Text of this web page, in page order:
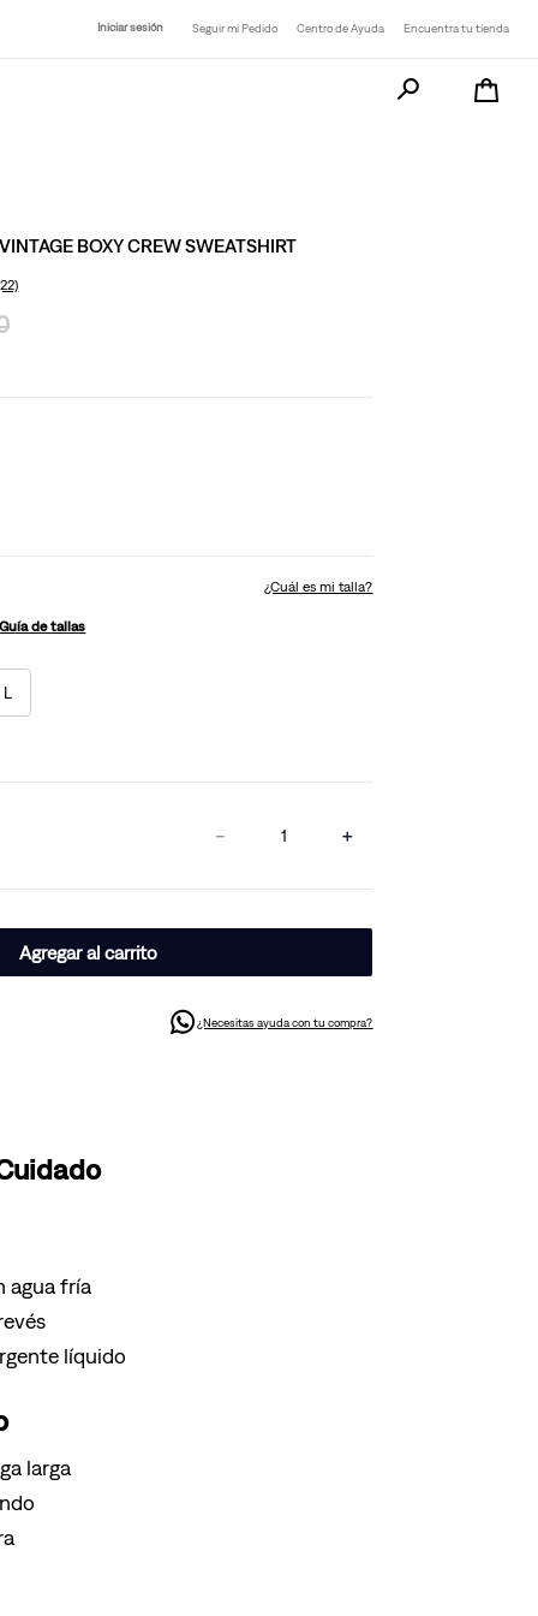
Iniciar sesión Seguir mi Pedido Centro de Ayuda Encuentra tu tienda
Busca tu producto
BOXY CREW SWEATSHIRT
¿Cuál es mi talla?
Guía de tallas
L
＋
－
Agregar al carrito
¿Necesitas ayuda con tu compra?
agua fría
líquido
larga